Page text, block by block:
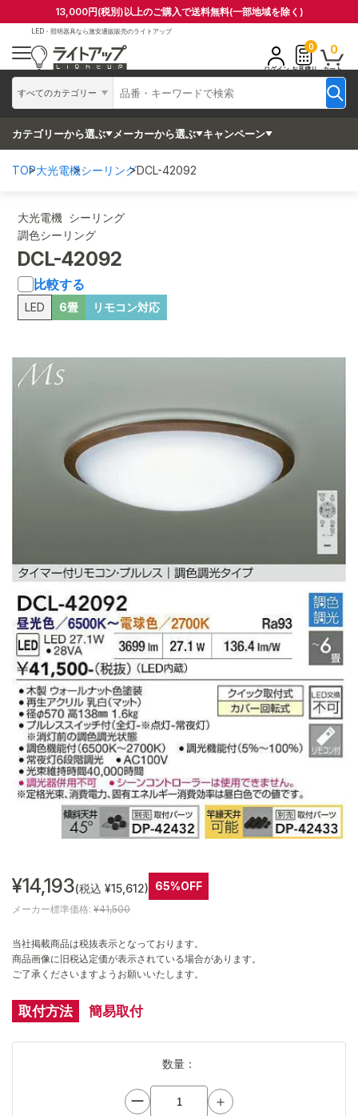
13,000円(税別)以上のご購入で送料無料(一部地域を除く)
LED・照明器具なら激安通販販売のライトアップ
すべてのカテゴリー
ログイン
0
お見積り
0
カート
カテゴリーから選ぶ メーカーから選ぶ キャンペーン
TOP大光電機シーリングDCL-42092
大光電機 シーリング
調色シーリング
DCL-42092
比較する
LED 6畳 リモコン対応
¥14,193(税込 ¥15,612) 65%OFF
メーカー標準価格: ¥41,500
当社掲載商品は税抜表示となっております。
商品画像に旧税込定価が表示されている場合があります。
ご了承くださいますようお願いいたします。
取付方法 簡易取付
数量：
ー ＋